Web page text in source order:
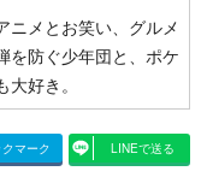
ニメとお笑い、グルメ
を防ぐ少年団と、ポケ
好き。
クマーク LINEで送る